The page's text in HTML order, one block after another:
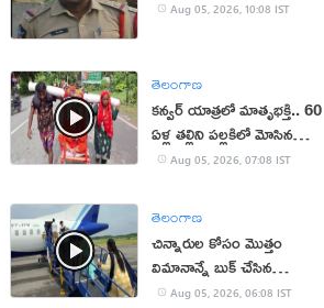
Aug 05, 2026, 10:08 IST
తెలంగాణ
కన్వర్ యాత్రలో మాతృభక్తి.. 60
ఏళ్ల తల్లిని పల్లకిలో మోసిన
కొడుకు, కోడలు!
Aug 05, 2026, 07:08 IST
తెలంగాణ
చిన్నారుల కోసం మొత్తం
విమానాన్నే బుక్ చేసిన
యూట్యూబర్
Aug 05, 2026, 06:08 IST